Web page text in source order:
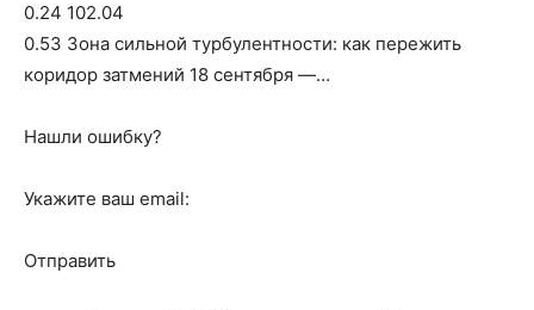
0.24 102.04
0.53 Зона сильной турбулентности: как пережить
коридор затмений 18 сентября —…
Нашли ошибку?
Укажите ваш email:
Отправить